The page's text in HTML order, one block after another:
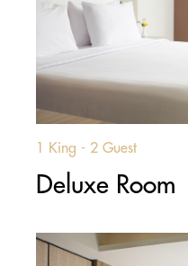
1 King - 2 Guest
Deluxe Room